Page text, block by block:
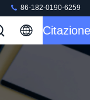
86-182-0190-6259
Citazione